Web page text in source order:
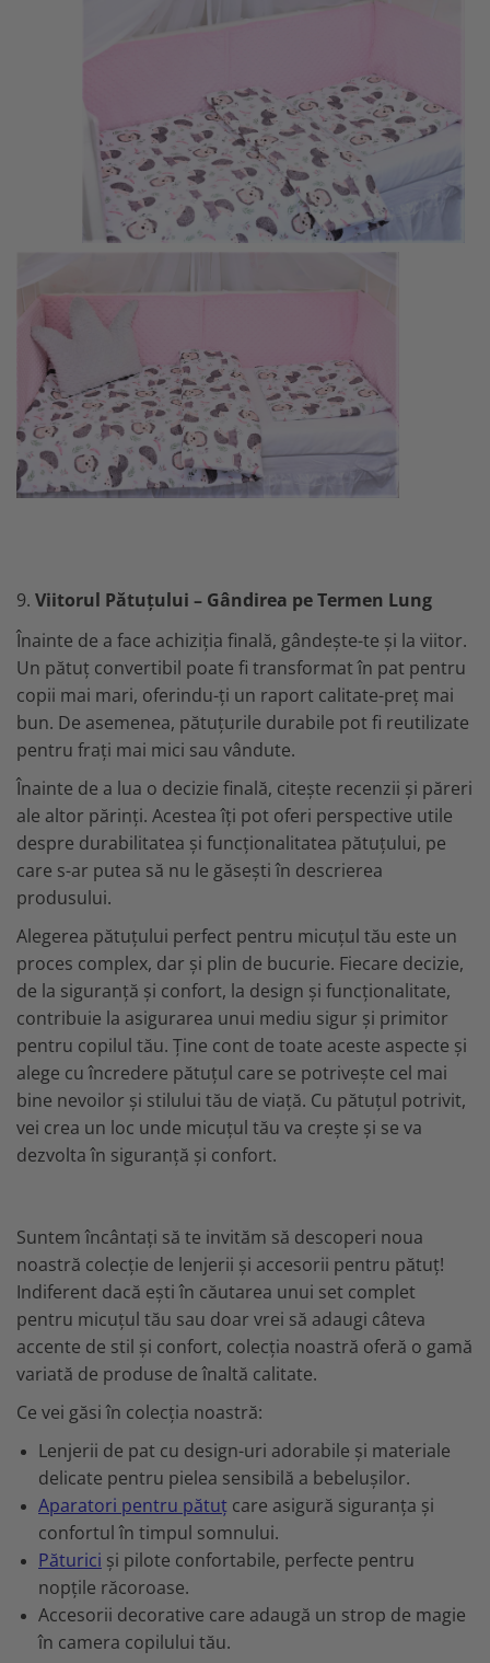
9. Viitorul Pătuțului – Gândirea pe Termen Lung
Înainte de a face achiziția finală, gândește-te și la viitor.
Un pătuț convertibil poate fi transformat în pat pentru
copii mai mari, oferindu-ți un raport calitate-preț mai
bun. De asemenea, pătuțurile durabile pot fi reutilizate
pentru frați mai mici sau vândute.
Înainte de a lua o decizie finală, citește recenzii și păreri
ale altor părinți. Acestea îți pot oferi perspective utile
despre durabilitatea și funcționalitatea pătuțului, pe
care s-ar putea să nu le găsești în descrierea
produsului.
Alegerea pătuțului perfect pentru micuțul tău este un
proces complex, dar și plin de bucurie. Fiecare decizie,
de la siguranță și confort, la design și funcționalitate,
contribuie la asigurarea unui mediu sigur și primitor
pentru copilul tău. Ține cont de toate aceste aspecte și
alege cu încredere pătuțul care se potrivește cel mai
bine nevoilor și stilului tău de viață. Cu pătuțul potrivit,
vei crea un loc unde micuțul tău va crește și se va
dezvolta în siguranță și confort.
Suntem încântați să te invităm să descoperi noua
noastră colecție de lenjerii și accesorii pentru pătuț!
Indiferent dacă ești în căutarea unui set complet
pentru micuțul tău sau doar vrei să adaugi câteva
accente de stil și confort, colecția noastră oferă o gamă
variată de produse de înaltă calitate.
Ce vei găsi în colecția noastră:
Lenjerii de pat cu design-uri adorabile și materiale
delicate pentru pielea sensibilă a bebelușilor.
Aparatori pentru pătuț care asigură siguranța și
confortul în timpul somnului.
Păturici și pilote confortabile, perfecte pentru
nopțile răcoroase.
Accesorii decorative care adaugă un strop de magie
în camera copilului tău.